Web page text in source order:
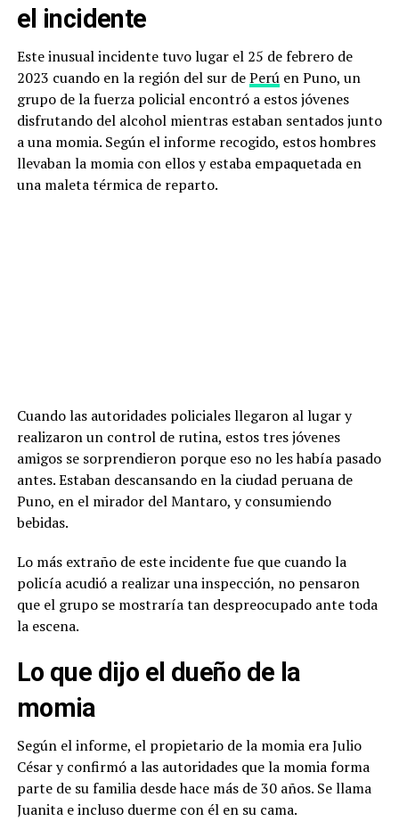
el incidente
Este inusual incidente tuvo lugar el 25 de febrero de
2023 cuando en la región del sur dePerúen Puno, un
grupo de la fuerza policial encontró a estos jóvenes
disfrutando del alcohol mientras estaban sentados junto
a una momia. Según el informe recogido, estos hombres
llevaban la momia con ellos y estaba empaquetada en
una maleta térmica de reparto.
Cuando las autoridades policiales llegaron al lugar y
realizaron un control de rutina, estos tres jóvenes
amigos se sorprendieron porque eso no les había pasado
antes. Estaban descansando en la ciudad peruana de
Puno, en el mirador del Mantaro, y consumiendo
bebidas.
Lo más extraño de este incidente fue que cuando la
policía acudió a realizar una inspección, no pensaron
que el grupo se mostraría tan despreocupado ante toda
la escena.
Lo que dijo el dueño de la
momia
Según el informe, el propietario de la momia era Julio
César y confirmó a las autoridades que la momia forma
parte de su familia desde hace más de 30 años. Se llama
Juanita e incluso duerme con él en su cama.